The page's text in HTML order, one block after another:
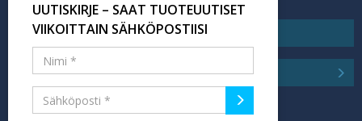
UUTISKIRJE – SAAT TUOTEUUTISET
VIIKOITTAIN SÄHKÖPOSTIISI